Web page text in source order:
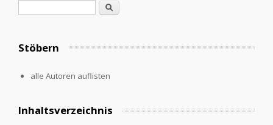
Search
Stöbern
alle Autoren auflisten
Inhaltsverzeichnis